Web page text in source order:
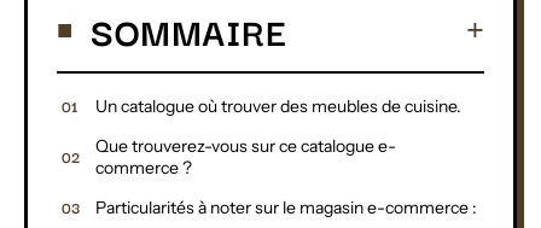
SOMMAIRE
Un catalogue où trouver des meubles de cuisine.
Que trouverez-vous sur ce catalogue e-
commerce ?
Particularités à noter sur le magasin e-commerce :